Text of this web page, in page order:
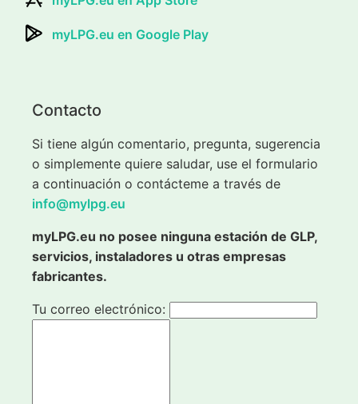
myLPG.eu en Google Play
Contacto
Si tiene algún comentario, pregunta, sugerencia
o simplemente quiere saludar, use el formulario
a continuación o contácteme a través de
info@mylpg.eu
myLPG.eu no posee ninguna estación de GLP,
servicios, instaladores u otras empresas
fabricantes.
Tu correo electrónico: